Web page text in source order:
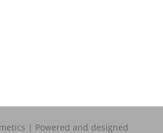
| Powered and designed